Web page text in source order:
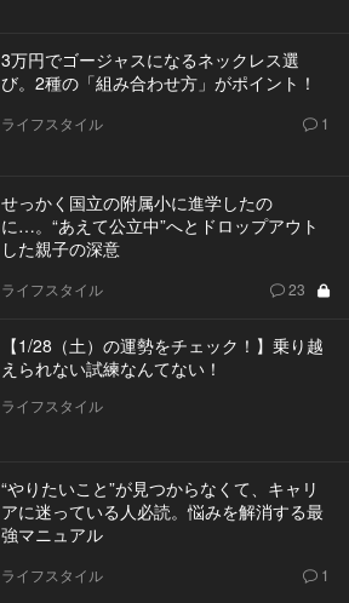
3万円でゴージャスになるネックレス選
び。2種の「組み合わせ方」がポイント！
ライフスタイル 1
せっかく国立の附属小に進学したの
に…。“あえて公立中”へとドロップアウト
した親子の深意
ライフスタイル 23
【1/28（土）の運勢をチェック！】乗り越
えられない試練なんてない！
ライフスタイル
“やりたいこと”が見つからなくて、キャリ
アに迷っている人必読。悩みを解消する最
強マニュアル
ライフスタイル 1